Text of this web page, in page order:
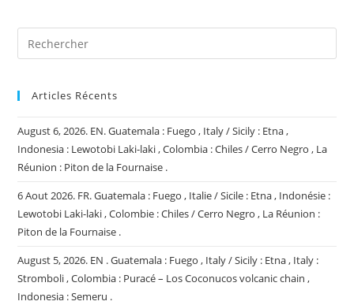
Articles Récents
August 6, 2026. EN. Guatemala : Fuego , Italy / Sicily : Etna ,
Indonesia : Lewotobi Laki-laki , Colombia : Chiles / Cerro Negro , La
Réunion : Piton de la Fournaise .
6 Aout 2026. FR. Guatemala : Fuego , Italie / Sicile : Etna , Indonésie :
Lewotobi Laki-laki , Colombie : Chiles / Cerro Negro , La Réunion :
Piton de la Fournaise .
August 5, 2026. EN . Guatemala : Fuego , Italy / Sicily : Etna , Italy :
Stromboli , Colombia : Puracé – Los Coconucos volcanic chain ,
Indonesia : Semeru .